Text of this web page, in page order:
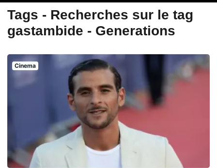
Tags - Recherches sur le tag
gastambide - Generations
Cinema